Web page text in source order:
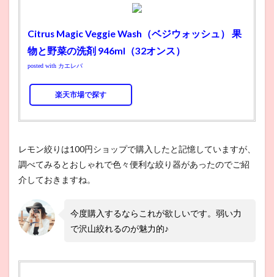
Citrus Magic Veggie Wash（ベジウォッシュ） 果
物と野菜の洗剤 946ml（32オンス）
posted with カエレバ
楽天市場で探す
レモン絞りは100円ショップで購入したと記憶していますが、
調べてみるとおしゃれで色々便利な絞り器があったのでご紹
介しておきますね。
今度購入するならこれが欲しいです。弱い力
で沢山絞れるのが魅力的♪